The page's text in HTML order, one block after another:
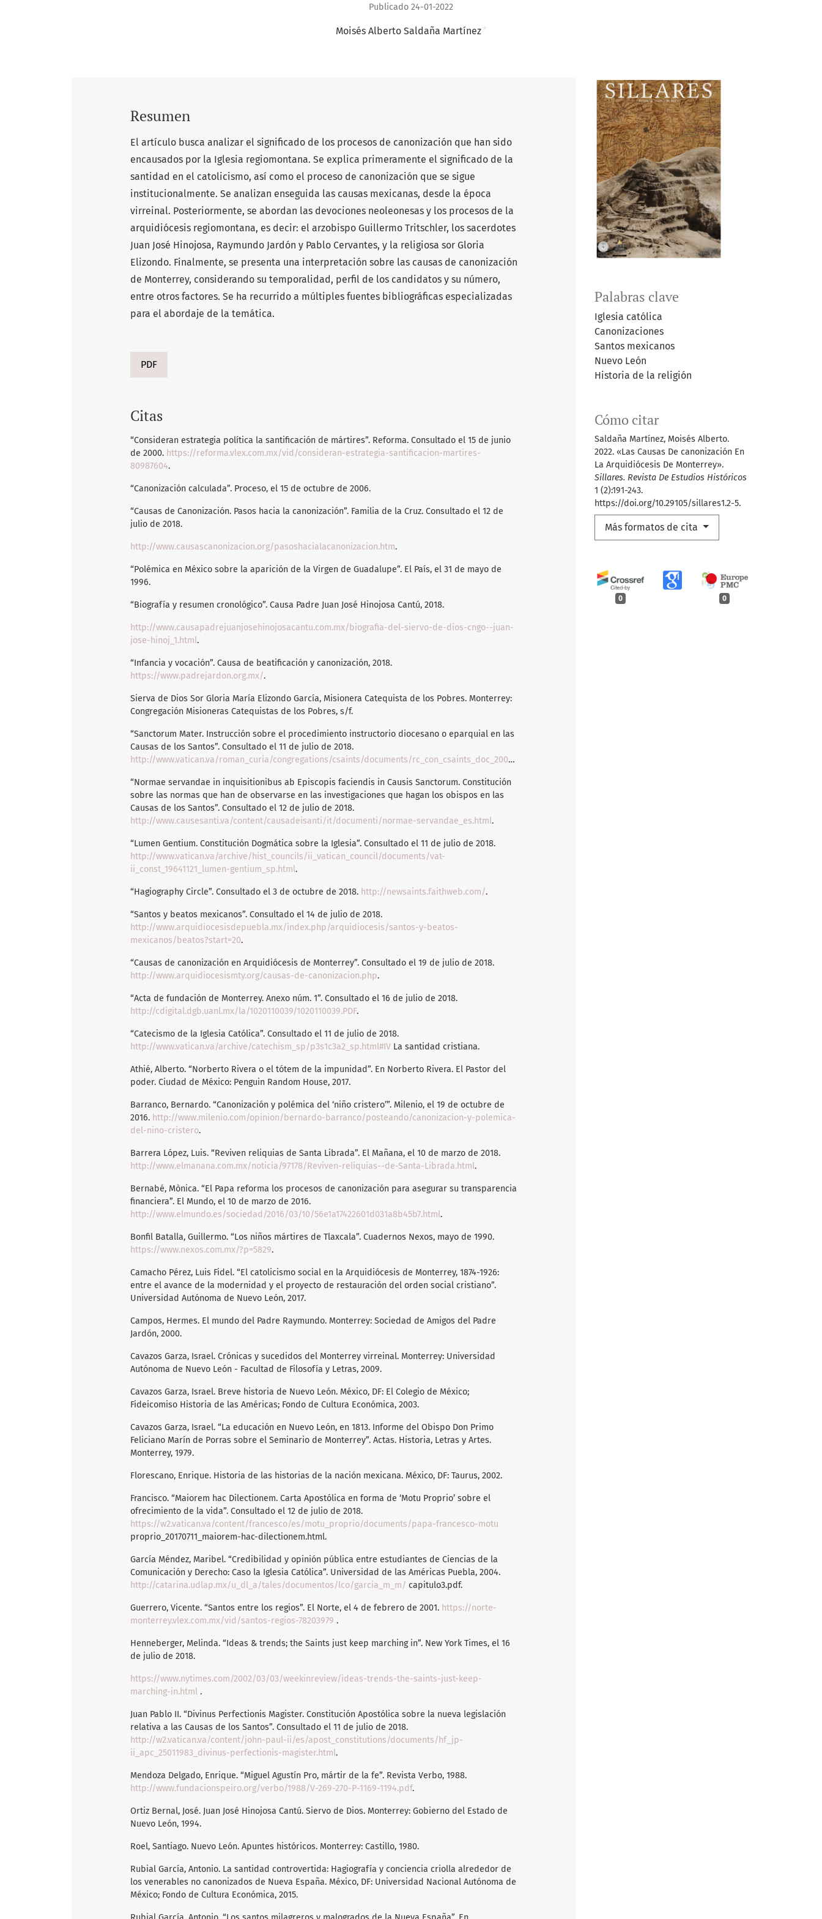
Publicado 24-01-2022
Moisés Alberto Saldaña Martínez +
Palabras clave
Iglesia católica
Canonizaciones
Santos mexicanos
Nuevo León
Historia de la religión
Cómo citar
Saldaña Martínez, Moisés Alberto.
2022. «Las Causas De canonización En
La Arquidiócesis De Monterrey».
Sillares. Revista De Estudios Históricos
1 (2):191-243.
https://doi.org/10.29105/sillares1.2-5.
Más formatos de cita
0 0
Resumen
El artículo busca analizar el significado de los procesos de canonización que han sido
encausados por la Iglesia regiomontana. Se explica primeramente el significado de la
santidad en el catolicismo, así como el proceso de canonización que se sigue
institucionalmente. Se analizan enseguida las causas mexicanas, desde la época
virreinal. Posteriormente, se abordan las devociones neoleonesas y los procesos de la
arquidiócesis regiomontana, es decir: el arzobispo Guillermo Tritschler, los sacerdotes
Juan José Hinojosa, Raymundo Jardón y Pablo Cervantes, y la religiosa sor Gloria
Elizondo. Finalmente, se presenta una interpretación sobre las causas de canonización
de Monterrey, considerando su temporalidad, perfil de los candidatos y su número,
entre otros factores. Se ha recurrido a múltiples fuentes bibliográficas especializadas
para el abordaje de la temática.
PDF
Citas
“Consideran estrategia política la santificación de mártires”. Reforma. Consultado el 15 de junio
de 2000. https://reforma.vlex.com.mx/vid/consideran-estrategia-santificacion-martires-
80987604.
“Canonización calculada”. Proceso, el 15 de octubre de 2006.
“Causas de Canonización. Pasos hacia la canonización”. Familia de la Cruz. Consultado el 12 de
julio de 2018.
http://www.causascanonizacion.org/pasoshacialacanonizacion.htm.
“Polémica en México sobre la aparición de la Virgen de Guadalupe”. El País, el 31 de mayo de
1996.
“Biografía y resumen cronológico”. Causa Padre Juan José Hinojosa Cantú, 2018.
http://www.causapadrejuanjosehinojosacantu.com.mx/biografia-del-siervo-de-dios-cngo--juan-
jose-hinoj_1.html.
“Infancia y vocación”. Causa de beatificación y canonización, 2018.
https://www.padrejardon.org.mx/.
Sierva de Dios Sor Gloria María Elizondo García, Misionera Catequista de los Pobres. Monterrey:
Congregación Misioneras Catequistas de los Pobres, s/f.
“Sanctorum Mater. Instrucción sobre el procedimiento instructorio diocesano o eparquial en las
Causas de los Santos”. Consultado el 11 de julio de 2018.
http://www.vatican.va/roman_curia/congregations/csaints/documents/rc_con_csaints_doc_20070517_sanctorummater_sp.html#INTRODUCCIÓN
“Normae servandae in inquisitionibus ab Episcopis faciendis in Causis Sanctorum. Constitución
sobre las normas que han de observarse en las investigaciones que hagan los obispos en las
Causas de los Santos”. Consultado el 12 de julio de 2018.
http://www.causesanti.va/content/causadeisanti/it/documenti/normae-servandae_es.html.
“Lumen Gentium. Constitución Dogmática sobre la Iglesia”. Consultado el 11 de julio de 2018.
http://www.vatican.va/archive/hist_councils/ii_vatican_council/documents/vat-
ii_const_19641121_lumen-gentium_sp.html.
“Hagiography Circle”. Consultado el 3 de octubre de 2018. http://newsaints.faithweb.com/.
“Santos y beatos mexicanos”. Consultado el 14 de julio de 2018.
http://www.arquidiocesisdepuebla.mx/index.php/arquidiocesis/santos-y-beatos-
mexicanos/beatos?start=20.
“Causas de canonización en Arquidiócesis de Monterrey”. Consultado el 19 de julio de 2018.
http://www.arquidiocesismty.org/causas-de-canonizacion.php.
“Acta de fundación de Monterrey. Anexo núm. 1”. Consultado el 16 de julio de 2018.
http://cdigital.dgb.uanl.mx/la/1020110039/1020110039.PDF.
“Catecismo de la Iglesia Católica”. Consultado el 11 de julio de 2018.
http://www.vatican.va/archive/catechism_sp/p3s1c3a2_sp.html#IV La santidad cristiana.
Athié, Alberto. “Norberto Rivera o el tótem de la impunidad”. En Norberto Rivera. El Pastor del
poder. Ciudad de México: Penguin Random House, 2017.
Barranco, Bernardo. “Canonización y polémica del ‘niño cristero’”. Milenio, el 19 de octubre de
2016. http://www.milenio.com/opinion/bernardo-barranco/posteando/canonizacion-y-polemica-
del-nino-cristero.
Barrera López, Luis. “Reviven reliquias de Santa Librada”. El Mañana, el 10 de marzo de 2018.
http://www.elmanana.com.mx/noticia/97178/Reviven-reliquias--de-Santa-Librada.html.
Bernabé, Mònica. “El Papa reforma los procesos de canonización para asegurar su transparencia
financiera”. El Mundo, el 10 de marzo de 2016.
http://www.elmundo.es/sociedad/2016/03/10/56e1a17422601d031a8b45b7.html.
Bonfil Batalla, Guillermo. “Los niños mártires de Tlaxcala”. Cuadernos Nexos, mayo de 1990.
https://www.nexos.com.mx/?p=5829.
Camacho Pérez, Luis Fidel. “El catolicismo social en la Arquidiócesis de Monterrey, 1874-1926:
entre el avance de la modernidad y el proyecto de restauración del orden social cristiano”.
Universidad Autónoma de Nuevo León, 2017.
Campos, Hermes. El mundo del Padre Raymundo. Monterrey: Sociedad de Amigos del Padre
Jardón, 2000.
Cavazos Garza, Israel. Crónicas y sucedidos del Monterrey virreinal. Monterrey: Universidad
Autónoma de Nuevo León - Facultad de Filosofía y Letras, 2009.
Cavazos Garza, Israel. Breve historia de Nuevo León. México, DF: El Colegio de México;
Fideicomiso Historia de las Américas; Fondo de Cultura Económica, 2003.
Cavazos Garza, Israel. “La educación en Nuevo León, en 1813. Informe del Obispo Don Primo
Feliciano Marín de Porras sobre el Seminario de Monterrey”. Actas. Historia, Letras y Artes.
Monterrey, 1979.
Florescano, Enrique. Historia de las historias de la nación mexicana. México, DF: Taurus, 2002.
Francisco. “Maiorem hac Dilectionem. Carta Apostólica en forma de ‘Motu Proprio’ sobre el
ofrecimiento de la vida”. Consultado el 12 de julio de 2018.
https://w2.vatican.va/content/francesco/es/motu_proprio/documents/papa-francesco-motu
proprio_20170711_maiorem-hac-dilectionem.html.
García Méndez, Maribel. “Credibilidad y opinión pública entre estudiantes de Ciencias de la
Comunicación y Derecho: Caso la Iglesia Católica”. Universidad de las Américas Puebla, 2004.
http://catarina.udlap.mx/u_dl_a/tales/documentos/lco/garcia_m_m/ capitulo3.pdf.
Guerrero, Vicente. “Santos entre los regios”. El Norte, el 4 de febrero de 2001. https://norte-
monterrey.vlex.com.mx/vid/santos-regios-78203979 .
Henneberger, Melinda. “Ideas & trends; the Saints just keep marching in”. New York Times, el 16
de julio de 2018.
https://www.nytimes.com/2002/03/03/weekinreview/ideas-trends-the-saints-just-keep-
marching-in.html .
Juan Pablo II. “Divinus Perfectionis Magister. Constitución Apostólica sobre la nueva legislación
relativa a las Causas de los Santos”. Consultado el 11 de julio de 2018.
http://w2.vatican.va/content/john-paul-ii/es/apost_constitutions/documents/hf_jp-
ii_apc_25011983_divinus-perfectionis-magister.html.
Mendoza Delgado, Enrique. “Miguel Agustín Pro, mártir de la fe”. Revista Verbo, 1988.
http://www.fundacionspeiro.org/verbo/1988/V-269-270-P-1169-1194.pdf.
Ortiz Bernal, José. Juan José Hinojosa Cantú. Siervo de Dios. Monterrey: Gobierno del Estado de
Nuevo León, 1994.
Roel, Santiago. Nuevo León. Apuntes históricos. Monterrey: Castillo, 1980.
Rubial García, Antonio. La santidad controvertida: Hagiografía y conciencia criolla alrededor de
los venerables no canonizados de Nueva España. México, DF: Universidad Nacional Autónoma de
México; Fondo de Cultura Económica, 2015.